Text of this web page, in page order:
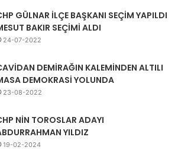
GÜLNAR İLÇE BAŞKANI SEÇİM YAPILDI
BAKIR SEÇİMİ ALDI
24-07-2022
DEMİRAĞIN KALEMİNDEN ALTILI
DEMOKRASİ YOLUNDA
23-08-2022
NİN TOROSLAR ADAYI
YILDIZ
19-02-2024